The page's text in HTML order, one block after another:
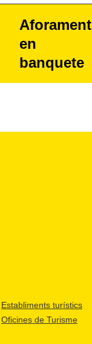
Aforament
en
banquete
Establiments turístics
Oficines de Turisme